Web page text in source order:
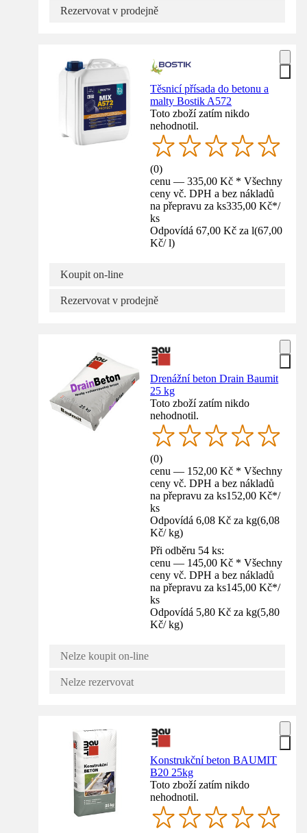
Rezervovat v prodejně
Těsnicí přísada do betonu a
malty Bostik A572
Toto zboží zatím nikdo
nehodnotil.
(0)
cenu — 335,00 Kč * Všechny
ceny vč. DPH a bez nákladů
na přepravu za ks335,00 Kč*/
ks
Odpovídá 67,00 Kč za l(67,00
Kč/ l)
Koupit on-line
Rezervovat v prodejně
Drenážní beton Drain Baumit
25 kg
Toto zboží zatím nikdo
nehodnotil.
(0)
cenu — 152,00 Kč * Všechny
ceny vč. DPH a bez nákladů
na přepravu za ks152,00 Kč*/
ks
Odpovídá 6,08 Kč za kg(6,08
Kč/ kg)
Při odběru 54 ks:
cenu — 145,00 Kč * Všechny
ceny vč. DPH a bez nákladů
na přepravu za ks145,00 Kč*/
ks
Odpovídá 5,80 Kč za kg(5,80
Kč/ kg)
Nelze koupit on-line
Nelze rezervovat
Konstrukční beton BAUMIT
B20 25kg
Toto zboží zatím nikdo
nehodnotil.